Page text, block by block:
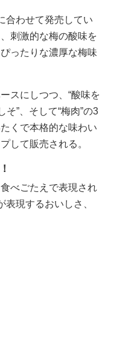
合わせて発売してい
刺激的な梅の酸味を
ったりな濃厚な梅味
スにしつつ、“酸味を
そ”、そして“梅肉”の3
くで本格的な味わい
して販売される。
べごたえで表現され
現するおいしさ、